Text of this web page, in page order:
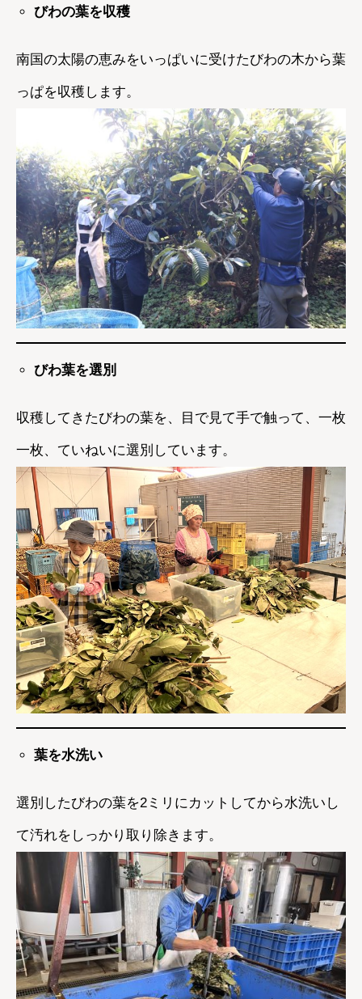
びわの葉を収穫
南国の太陽の恵みをいっぱいに受けたびわの木から葉
っぱを収穫します。
びわ葉を選別
収穫してきたびわの葉を、目で見て手で触って、一枚
一枚、ていねいに選別しています。
葉を水洗い
選別したびわの葉を2ミリにカットしてから水洗いし
て汚れをしっかり取り除きます。